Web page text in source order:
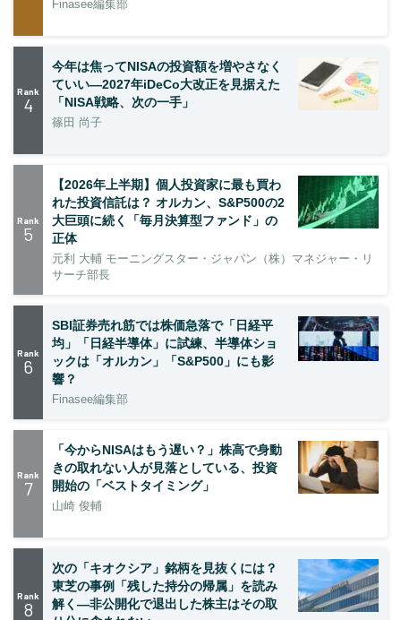
Finasee編集部
Rank
4
今年は焦ってNISAの投資額を増やさなく
ていい―2027年iDeCo大改正を見据えた
「NISA戦略、次の一手」
篠田 尚子
Rank
5
【2026年上半期】個人投資家に最も買わ
れた投資信託は？ オルカン、S&P500の2
大巨頭に続く「毎月決算型ファンド」の
正体
元利 大輔 モーニングスター・ジャパン（株）マネジャー・リ
サーチ部長
Rank
6
SBI証券売れ筋では株価急落で「日経平
均」「日経半導体」に試練、半導体ショ
ックは「オルカン」「S&P500」にも影
響？
Finasee編集部
Rank
7
「今からNISAはもう遅い？」株高で身動
きの取れない人が見落としている、投資
開始の「ベストタイミング」
山崎 俊輔
Rank
8
次の「キオクシア」銘柄を見抜くには？
東芝の事例「残した持分の帰属」を読み
解く—非公開化で退出した株主はその取